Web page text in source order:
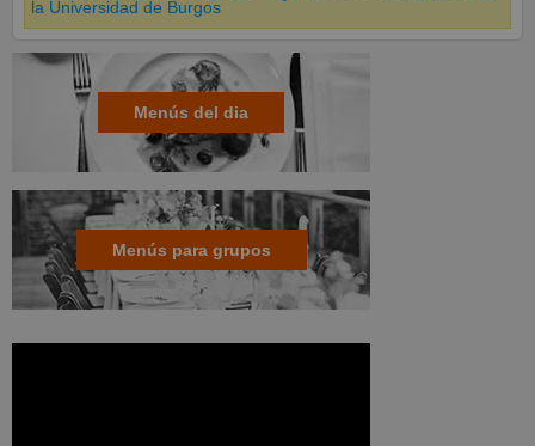
la Universidad de Burgos
Menús del dia
Menús para grupos